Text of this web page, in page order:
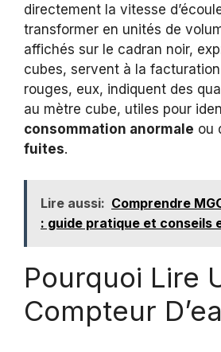
directement la vitesse
transformer en unités de
affichés sur le cadran noir,
cubes, servent à la
rouges, eux, indiquent des
au mètre cube, utiles pour
consommation anormale ou
fuites.
Lire aussi: Comprendre
: guide pratique et conseils
Pourquoi Lire
Compteur